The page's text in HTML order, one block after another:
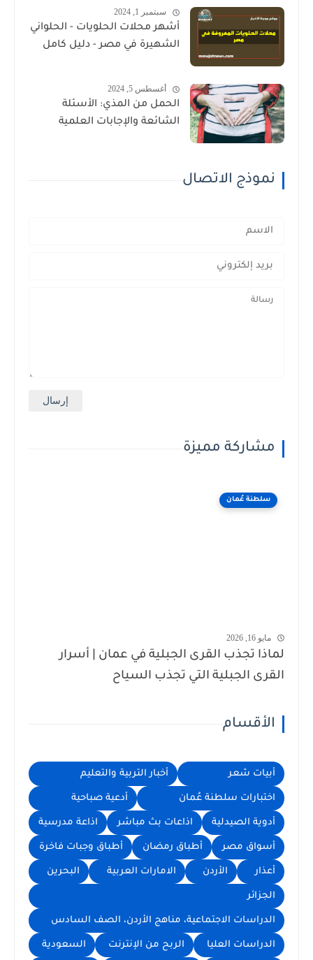
سبتمبر 1, 2024
أشهر محلات الحلويات - الحلواني
الشهيرة في مصر - دليل كامل
أغسطس 5, 2024
الحمل من المذي: الأسئلة
الشائعة والإجابات العلمية
نموذج الاتصال
مشاركة مميزة
سلطنة عُمان
مايو 16, 2026
لماذا تجذب القرى الجبلية في عمان | أسرار
القرى الجبلية التي تجذب السياح
الأقسام
أبيات شعر أخبار التربية والتعليم
اختبارات سلطنة عُمان أدعية صباحية
أدوية الصيدلية اذاعات بث مباشر اذاعة مدرسية
أسواق مصر أطباق رمضان أطباق وجبات فاخرة
أعذار الأردن الامارات العربية البحرين
الجزائر
الدراسات الاجتماعية، مناهج الأردن، الصف السادس
الدراسات العليا الربح من الإنترنت السعودية